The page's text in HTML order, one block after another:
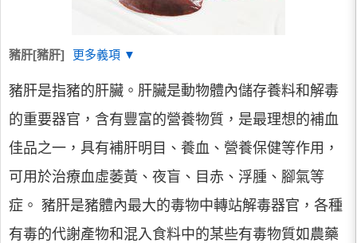
豬肝[豬肝] 更多義項 ▼
豬肝是指豬的肝臟。肝臟是動物體內儲存養料和解毒
的重要器官，含有豐富的營養物質，是最理想的補血
佳品之一，具有補肝明目、養血、營養保健等作用，
可用於治療血虛萎黃、夜盲、目赤、浮腫、腳氣等
症。 豬肝是豬體內最大的毒物中轉站解毒器官，各種
有毒的代謝產物和混入食料中的某些有毒物質如農藥